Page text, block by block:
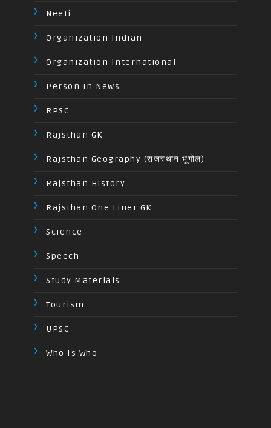
Neeti
Organization Indian
Organization International
Person In News
RPSC
Rajsthan GK
Rajsthan Geography (राजस्थान भूगोल)
Rajsthan History
Rajsthan One Liner GK
Science
Speech
Study Materials
Tourism
UPSC
Who Is Who